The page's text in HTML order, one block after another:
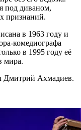
под диваном,
признаний.
в 1963 году и
комедиографа
в 1995 году её
мира.
Дмитрий Ахмадиев.